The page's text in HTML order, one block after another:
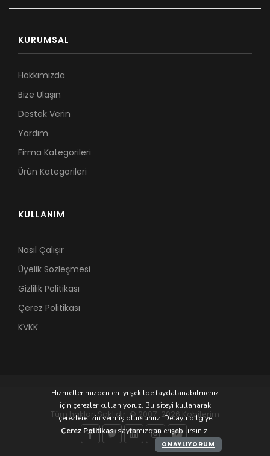
KURUMSAL
Hakkımızda
Bize Ulaşın
Destek Verin
Yardım
Firma Kategorileri
Ürün Kategorileri
KULLANIM
Nasıl Çalışır
Üyelik Sözleşmesi
Gizlilik Politikası
Çerez Politikası
KVKK
Tüm hakları Saklıdır. © 2007-2026 Kobilerim
Hizmetlerimizden en iyi şekilde faydalanabilmeniz
için çerezler kullanıyoruz. Bu siteyi kullanarak
çerezlere izin vermiş olursunuz. Detaylı bilgiye
Çerez Politikasısayfamızdan erişebilirsiniz.
ONAYLIYORUM